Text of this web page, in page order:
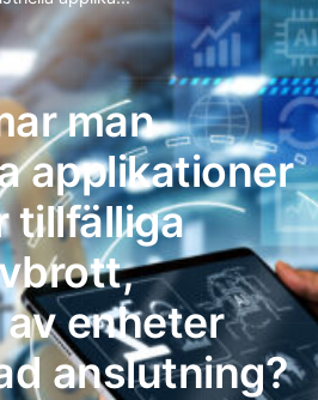
man
applikationer
tillfälliga
enheter
anslutning?